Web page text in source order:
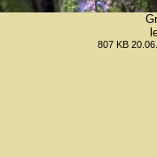
807 KB